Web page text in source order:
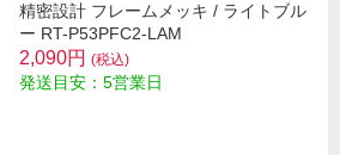
精密設計 フレームメッキ / ライトブル
ー RT-P53PFC2-LAM
2,090円 (税込)
発送目安：5営業日